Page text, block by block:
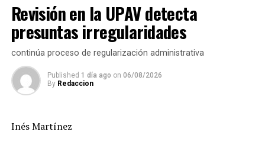
En ese sentido, el representante de CFE informó que las
interrupciones programadas en el suministro de energía
registradas en los últimos días obedecen a maniobras
técnicas indispensables para la ejecución de estas obras,
las cuales permitirán brindar un servicio más eficiente,
confiable y de mayor calidad.
acuerdos alcanzados destaca la continuidad de los
trabajos de sustitución de postes, renovación de líneas
Revisión en la UPAV detecta
presuntas irregularidades
continúa proceso de regularización administrativa
Published 1 día ago on 06/08/2026
By Redaccion
Inés Martínez